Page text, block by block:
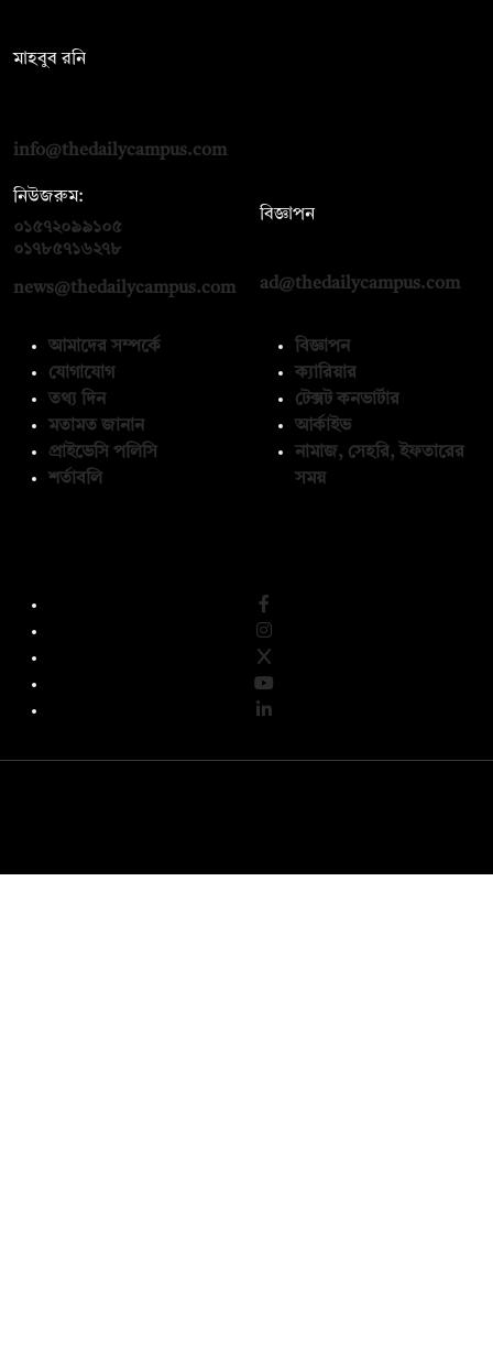
মাহবুব রনি
info@thedailycampus.com
নিউজরুম:
০১৫৭২০৯৯১০৫
০১৭৮৫৭১৬২৭৮
news@thedailycampus.com
বিজ্ঞাপন
ad@thedailycampus.com
আমাদের সম্পর্কে
যোগাযোগ
তথ্য দিন
মতামত জানান
প্রাইভেসি পলিসি
শর্তাবলি
বিজ্ঞাপন
ক্যারিয়ার
টেক্সট কনভার্টার
আর্কাইভ
নামাজ, সেহরি, ইফতারের
সময়